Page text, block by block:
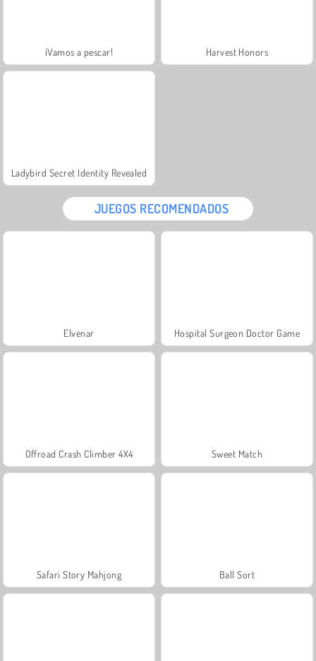
¡Vamos a pescar! Harvest Honors
Ladybird Secret Identity Revealed
JUEGOS RECOMENDADOS
Elvenar Hospital Surgeon Doctor Game
Offroad Crash Climber 4X4 Sweet Match
Safari Story Mahjong Ball Sort